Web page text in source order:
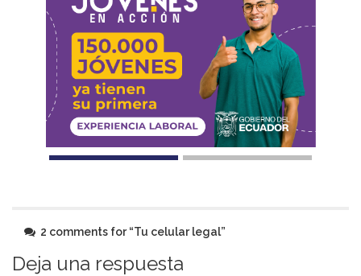
2 comments for “Tu celular legal”
Deja una respuesta